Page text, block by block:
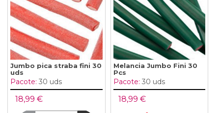
Jumbo pica straba fini 30
uds
Pacote: 30 uds
18,99 €
Melancia Jumbo Fini 30
Pcs
Pacote: 30 uds
18,99 €